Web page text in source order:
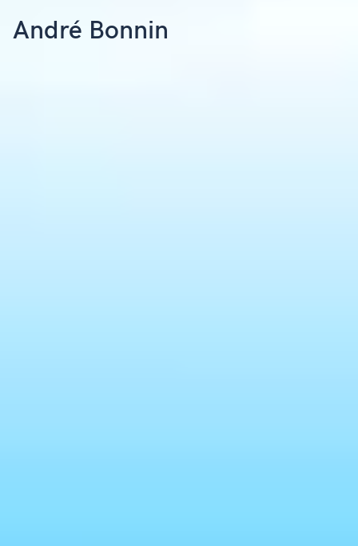
André Bonnin